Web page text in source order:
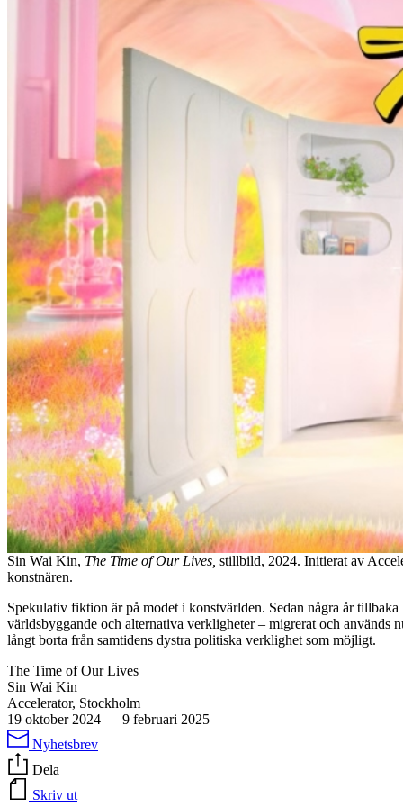
Sin Wai Kin, The Time of Our Lives, stillbild, 2024. Initierat av
konstnären.
Spekulativ fiktion är på modet i konstvärlden. Sedan några år
världsbyggande och alternativa verkligheter – migrerat och används
långt borta från samtidens dystra politiska verklighet som möjligt.
The Time of Our Lives
Sin Wai Kin
Accelerator, Stockholm
19 oktober 2024 — 9 februari 2025
Nyhetsbrev
Dela
Skriv ut